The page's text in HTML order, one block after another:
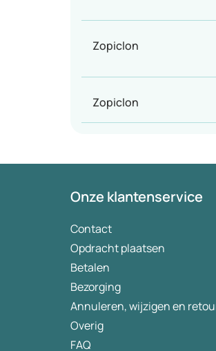
Zopiclon
Zopiclon
Onze klantenservice
Contact
Opdracht plaatsen
Betalen
Bezorging
Annuleren, wijzigen en
Overig
FAQ